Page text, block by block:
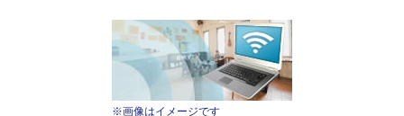
※画像はイメージです